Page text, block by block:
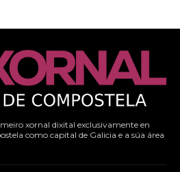
xornal dixital exclusivamente en
como capital de Galicia e a súa área